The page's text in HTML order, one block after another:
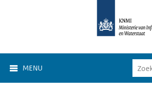
MENU